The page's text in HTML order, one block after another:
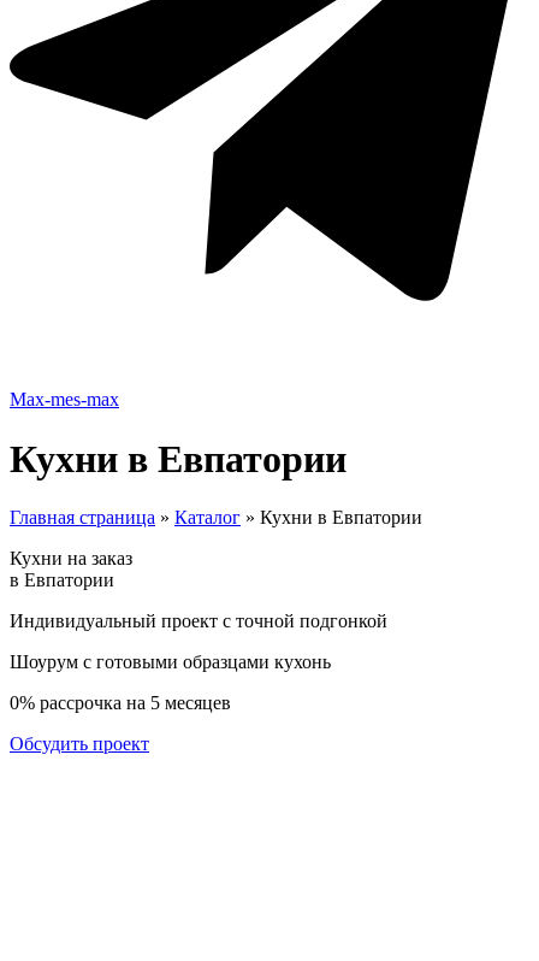
Max-mes-max
Кухни в Евпатории
Главная страница » Каталог » Кухни в Евпатории
Кухни на заказ
в Евпатории
Индивидуальный проект с точной подгонкой
Шоурум с готовыми образцами кухонь
0% рассрочка на 5 месяцев
Обсудить проект